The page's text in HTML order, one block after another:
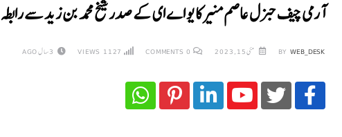
آرمی چیف جنرل عاصم منیر کا یو اے ای کے صدر شیخ محمد بن زید سے رابطہ
BY WEB_DESK مئی 15, 2023 0
COMMENTS
1127 3 سال AGO